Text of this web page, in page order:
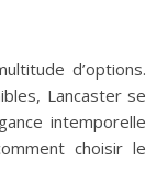
Lancaster se
intemporelle
choisir le